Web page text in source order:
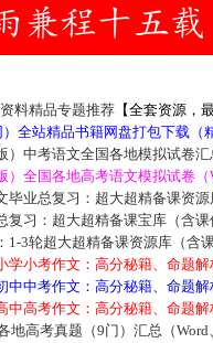
料精品专题推荐【全套资源，
）全站精品书籍网盘打包下载（
）中考语文全国各地模拟试卷汇
）全国各地高考语文模拟试卷（
毕业总复习：超大超精备课资源
复习：超大超精备课宝库（含课
1-3轮超大超精备课资源库（含
学小考作文：高分秘籍、命题
中中考作文：高分秘籍、命题
中高考作文：高分秘籍、命题
地高考真题（9门）汇总（Word